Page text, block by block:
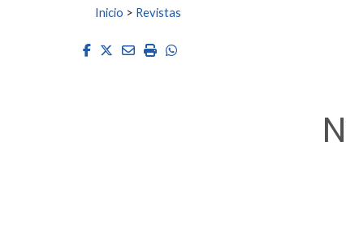
Buscar:
Inicio > Revistas
Facebook
Twitter
EmailImprimirWhatsapp